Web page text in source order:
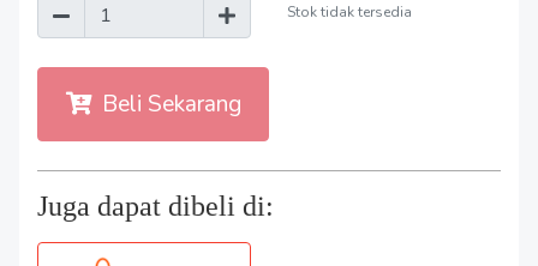
Stok tidak tersedia
Beli Sekarang
Juga dapat dibeli di: